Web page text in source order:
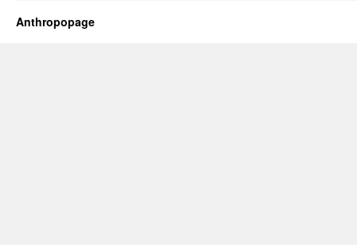
Anthropopage